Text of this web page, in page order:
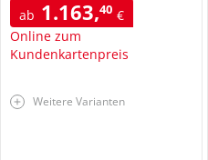
ab 1.163,40 €
Online zum
Kundenkartenpreis
Weitere Varianten